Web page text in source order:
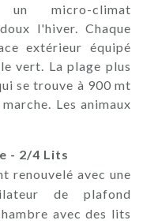
micro-climat
l'hiver. Chaque
extérieur équipé
vert. La plage plus
se trouve à 900 mt
Les animaux
- 2/4 Lits
renouvelé avec une
de plafond
avec des lits